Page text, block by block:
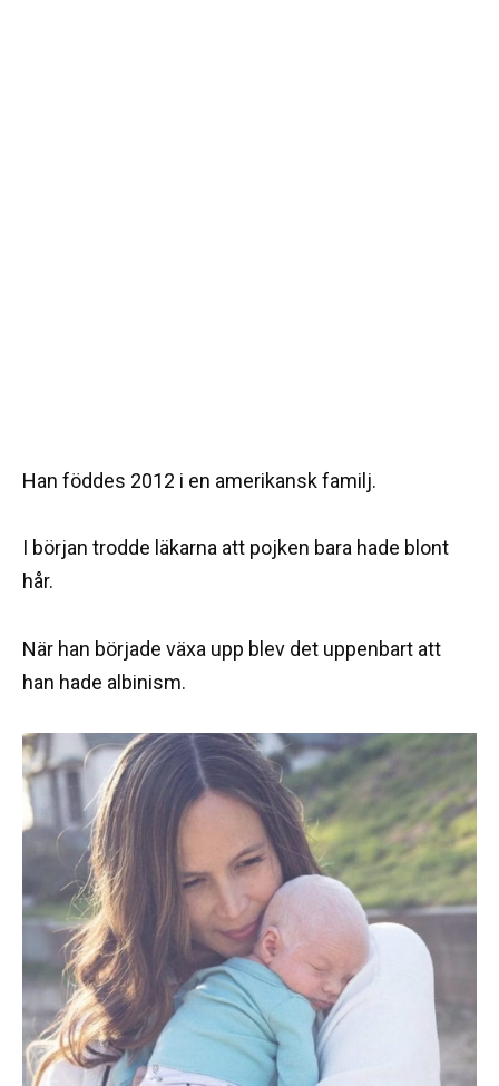
Han föddes 2012 i en amerikansk familj.
I början trodde läkarna att pojken bara hade blont
hår.
När han började växa upp blev det uppenbart att
han hade albinism.